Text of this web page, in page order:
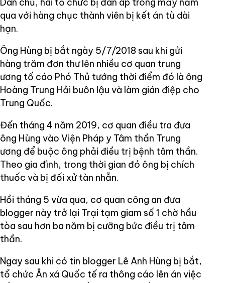
qua với hàng chục thành viên bị kết án tù dài
hạn.
Ông Hùng bị bắt ngày 5/7/2018 sau khi gửi
hàng trăm đơn thư lên nhiều cơ quan trung
ương tố cáo Phó Thủ tướng thời điểm đó là ông
Hoàng Trung Hải buôn lậu và làm gián điệp cho
Trung Quốc.
Đến tháng 4 năm 2019, cơ quan điều tra đưa
ông Hùng vào Viện Pháp y Tâm thần Trung
ương để buộc ông phải điều trị bệnh tâm thần.
Theo gia đình, trong thời gian đó ông bị chích
thuốc và bị đối xử tàn nhẫn.
Hồi tháng 5 vừa qua, cơ quan công an đưa
blogger này trở lại Trại tạm giam số 1 chờ hầu
tòa sau hơn ba năm bị cưỡng bức điều trị tâm
thần.
Ngay sau khi có tin blogger Lê Anh Hùng bị bắt,
tổ chức Ân xá Quốc tế ra thông cáo lên án việc